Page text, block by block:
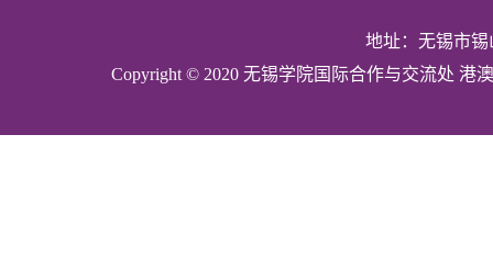
地址：无锡市
Copyright © 2020 无锡学院国际合作与交流处 港